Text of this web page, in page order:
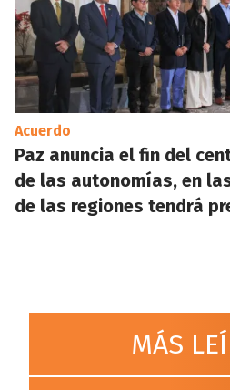
Acuerdo
Paz anuncia el fin del
de las autonomías, en
de las regiones tendrá
MÁS